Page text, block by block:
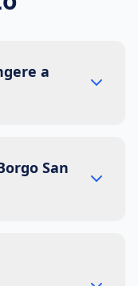
a
San